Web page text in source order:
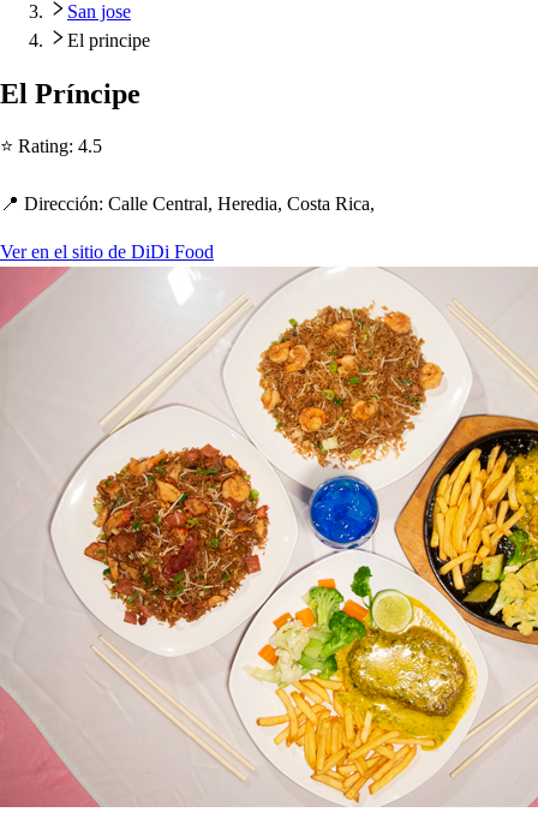
San jose
El principe
El Príncipe
⭐ Rating: 4.5
📍 Dirección: Calle Central, Heredia, Costa Rica,
Ver en el sitio de DiDi Food